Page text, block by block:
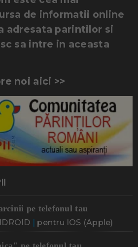
de informatii online
adresata parintilor si
sa intre in aceasta
noi aici >>
pe telefonul tau
| pentru IOS (Apple)